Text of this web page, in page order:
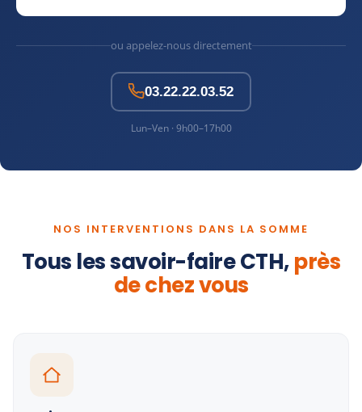
ou appelez-nous directement
03.22.22.03.52
Lun–Ven · 9h00–17h00
NOS INTERVENTIONS DANS LA SOMME
Tous les savoir-faire CTH,près
de chez vous